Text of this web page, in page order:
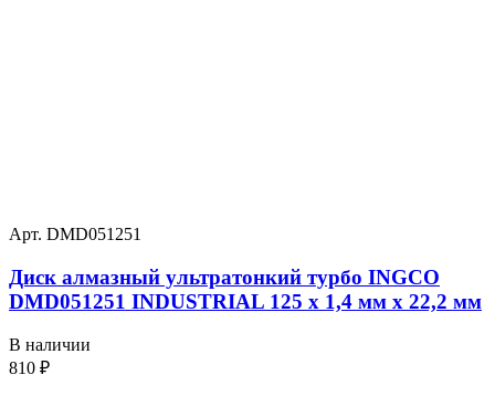
Арт. DMD051251
Диск алмазный ультратонкий турбо INGCO
DMD051251 INDUSTRIAL 125 х 1,4 мм x 22,2 мм
В наличии
810 ₽